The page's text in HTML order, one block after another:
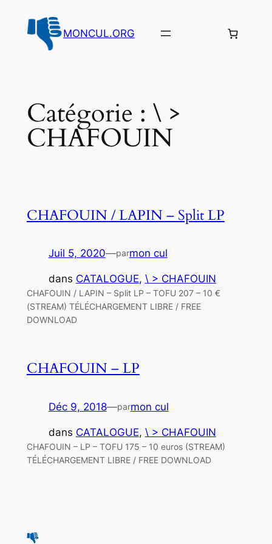
contenu
MONCUL.ORG
Catégorie : \ >
CHAFOUIN
CHAFOUIN / LAPIN – Split LP
Juil 5, 2020—parmon cul
dans CATALOGUE, \ > CHAFOUIN
CHAFOUIN / LAPIN – Split LP – TOFU 207 – 10 €
(STREAM) TÉLÉCHARGEMENT LIBRE / FREE
DOWNLOAD
CHAFOUIN – LP
Déc 9, 2018—parmon cul
dans CATALOGUE, \ > CHAFOUIN
CHAFOUIN – LP – TOFU 175 – 10 euros (STREAM)
TÉLÉCHARGEMENT LIBRE / FREE DOWNLOAD